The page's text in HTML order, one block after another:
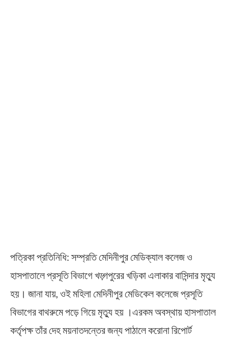
পত্রিকা প্রতিনিধি: সম্প্রতি মেদিনীপুর মেডিক্যাল কলেজ ও
হাসপাতালে প্রসূতি বিভাগে খড়্গপুরের খড়িকা এলাকার বাসিন্দার মৃত্যু
হয়। জানা যায়, ওই মহিলা মেদিনীপুর মেডিকেল কলেজে প্রসূতি
বিভাগের বাথরুমে পড়ে গিয়ে মৃত্যু হয় ।এরকম অবস্থায় হাসপাতাল
কর্তৃপক্ষ তাঁর দেহ ময়নাতদন্তের জন্য পাঠালে করোনা রিপোর্ট